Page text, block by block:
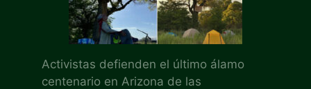
Activistas defienden el último álamo
centenario en Arizona de las